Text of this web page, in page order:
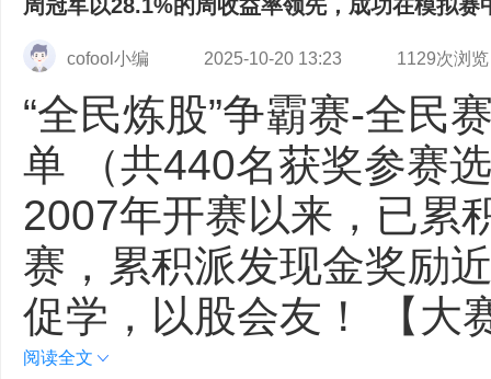
周冠军以28.1%的周收益率领先，成功在模拟赛
cofool小编 2025-10-20 13:23 1129次浏览
“全民炼股”争霸赛-全民
单 （共440名获奖参赛
2007年开赛以来，已累
赛，累积派发现金奖励
促学，以股会友！ 【大
阅读全文